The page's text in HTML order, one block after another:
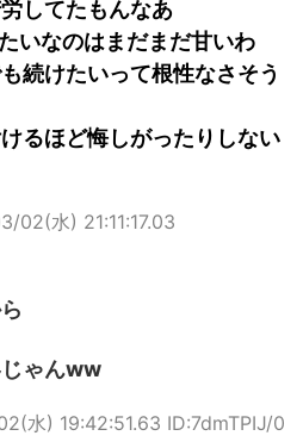
してたもんなあ
いなのはまだまだ甘いわ
続けたいって根性なさそう
るほど悔しがったりしない
02(水) 21:11:17.03
ゃんww
水) 19:42:51.63 ID:7dmTPIJ/0